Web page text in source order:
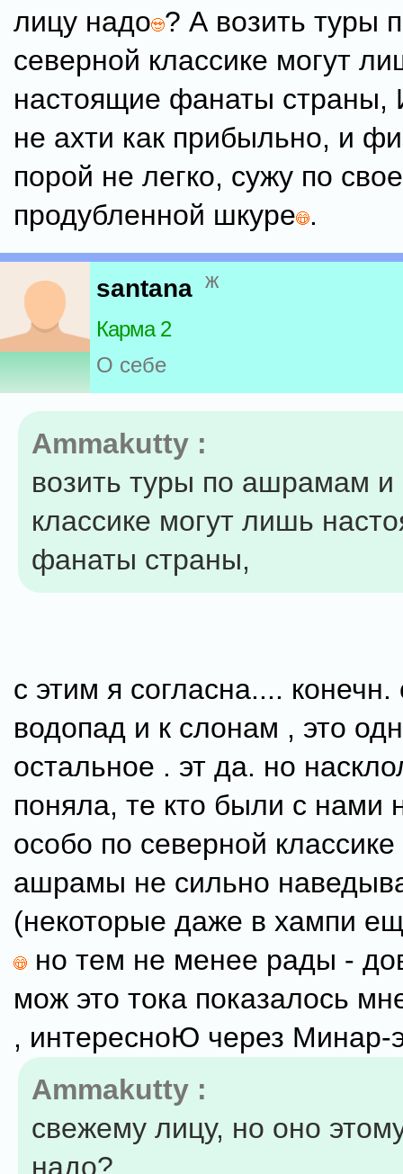
лицу надо ? А возить туры
северной классике могут
настоящие фанаты
не ахти как прибыльно, и
порой не легко, сужу по
продубленной шкуре .
santana ж
Карма 2
О себе
Ammakutty :
возить туры по ашрамам и
классике могут лишь
фанаты страны,
с этим я согласна.... конечн.
водопад и к слонам , это
остальное . эт да. но
поняла, те кто были с нами
особо по северной
ашрамы не сильно
(некоторые даже в хампи
но тем не менее рады -
мож это тока показалось
, интересноЮ через Минар-
Ammakutty :
свежему лицу, но оно
надо?